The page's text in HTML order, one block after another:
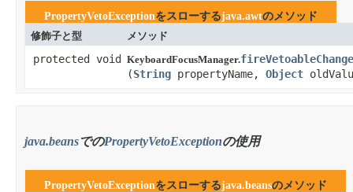
PropertyVetoExceptionをスローするjava.awtのメソッド
修飾子と型
メソッド
protected void KeyboardFocusManager.fireVetoableChange
(String propertyName, Object
java.beansでのPropertyVetoExceptionの使用
PropertyVetoExceptionをスローするjava.beansのメソッド